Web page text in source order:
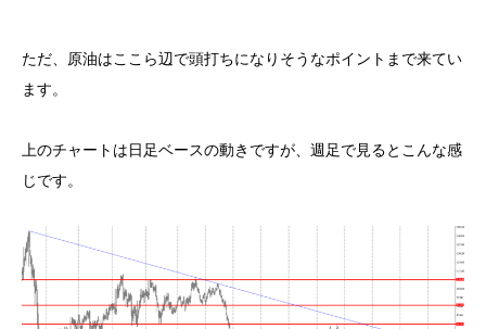
ただ、原油はここら辺で頭打ちになりそうなポイントまで来てい
ます。
上のチャートは日足ベースの動きですが、週足で見るとこんな感
じです。